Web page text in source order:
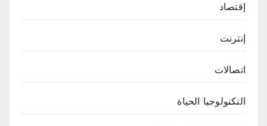
إقتصاد
إنترنت
اتصالات
التكنولوجيا الحياة